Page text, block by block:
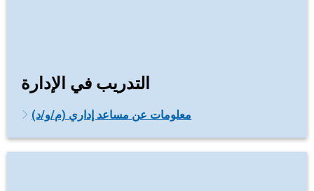
التدريب في الإدارة
معلومات عن مساعد إداري (م/و/د)